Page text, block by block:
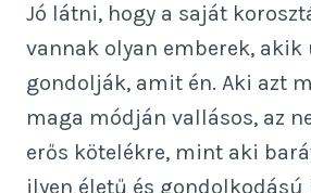
Jó látni, hogy a saját
vannak olyan emberek, akik
gondolják, amit én. Aki azt
maga módján vallásos, az
erős kötelékre, mint aki
ilyen életű és gondolkodású